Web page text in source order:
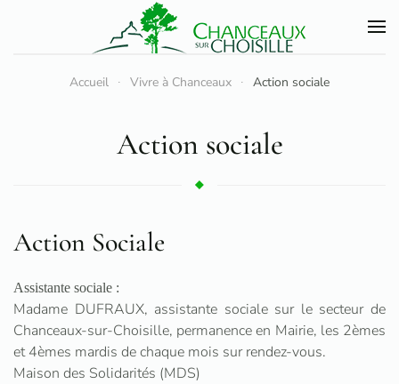
Accéder au contenu principal
Accueil Vivre à Chanceaux Action sociale
Action sociale
Action Sociale
Assistante sociale :
Madame DUFRAUX, assistante sociale sur le secteur de
Chanceaux-sur-Choisille, permanence en Mairie, les 2èmes
et 4èmes mardis de chaque mois sur rendez-vous.
Maison des Solidarités (MDS)